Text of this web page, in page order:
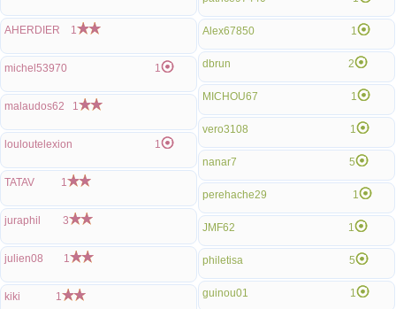
AHERDIER 1
michel53970 1
malaudos62 1
louloutelexion 1
TATAV 1
juraphil 3
julien08 1
kiki 1
Alex67850 1
dbrun 2
MICHOU67 1
vero3108 1
nanar7 5
perehache29 1
JMF62 1
philetisa 5
guinou01 1